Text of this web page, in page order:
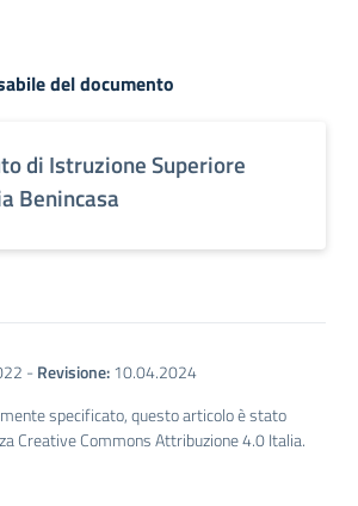
del documento
di Istruzione Superiore
Benincasa
-Revisione:10.04.2024
specificato, questo articolo è stato
Creative Commons Attribuzione 4.0 Italia.